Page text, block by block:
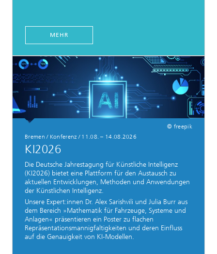
MEHR
© freepik
Bremen / Konferenz / 11.08. – 14.08.2026
KI2026
Die Deutsche Jahrestagung für Künstliche Intelligenz
(KI2026) bietet eine Plattform für den Austausch zu
aktuellen Entwicklungen, Methoden und Anwendungen
der Künstlichen Intelligenz.
Unsere Expert:innen Dr. Alex Sarishvili und Julia Burr aus
dem Bereich »Mathematik für Fahrzeuge, Systeme und
Anlagen« präsentieren ein Poster zu flachen
Repräsentationsmannigfaltigkeiten und deren Einfluss
auf die Genauigkeit von KI-Modellen.